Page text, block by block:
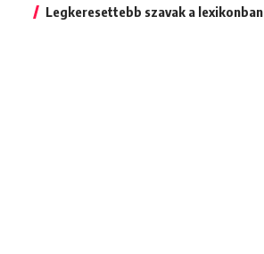
Legkeresettebb szavak a lexikonban